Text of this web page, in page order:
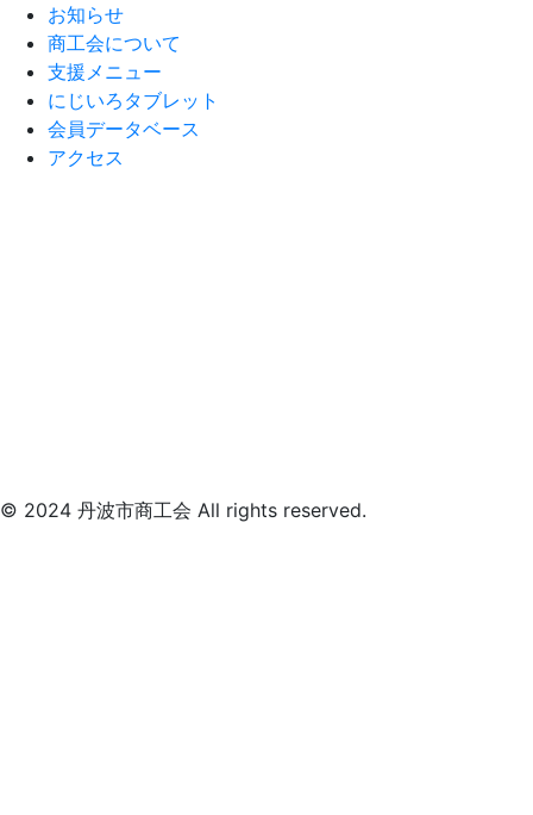
お知らせ
商工会について
支援メニュー
にじいろタブレット
会員データベース
アクセス
© 2024 丹波市商工会 All rights reserved.